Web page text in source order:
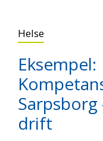
Helse
Eksempel:
drift